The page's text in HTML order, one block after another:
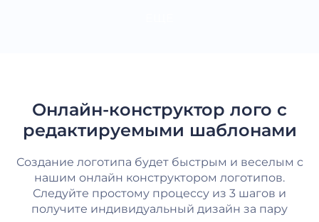
Онлайн-конструктор лого с
редактируемыми шаблонами
Создание логотипа будет быстрым и веселым с
нашим онлайн конструктором логотипов.
Следуйте простому процессу из 3 шагов и
получите индивидуальный дизайн за пару